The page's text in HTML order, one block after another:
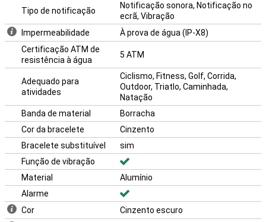
Tipo de notificação
Notificação sonora, Notificação no
ecrã, Vibração
Impermeabilidade
À prova de água (IP-X8)
Certificação ATM de
resistência à água
5 ATM
Adequado para
atividades
Ciclismo, Fitness, Golf, Corrida,
Outdoor, Triatlo, Caminhada,
Natação
Banda de material
Borracha
Cor da bracelete
Cinzento
Bracelete substituível
sim
Função de vibração
Material
Alumínio
Alarme
Cor
Cinzento escuro